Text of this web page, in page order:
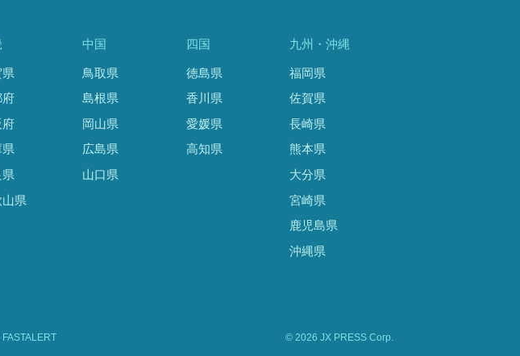
府
府
県
中国
鳥取県
島根県
岡山県
広島県
山口県
四国
徳島県
香川県
愛媛県
高知県
九州・沖縄
福岡県
佐賀県
長崎県
熊本県
大分県
宮崎県
鹿児島県
沖縄県
FASTALERT © 2026 JX PRESS Corp.